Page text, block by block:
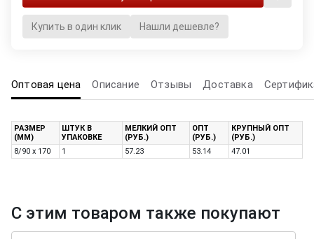
Купить в один клик Нашли дешевле?
Оптовая цена Описание Отзывы Доставка
РАЗМЕР
(ММ)
ШТУК В
УПАКОВКЕ
МЕЛКИЙ ОПТ
(РУБ.)
ОПТ
(РУБ.)
КРУПНЫЙ ОПТ
(РУБ.)
8/90 x 170
1 57.23 53.14 47.01
С этим товаром также покупают